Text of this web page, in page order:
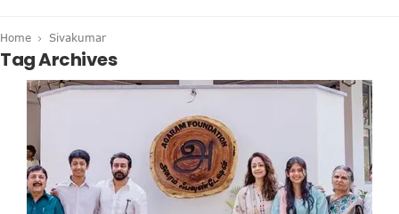
Home Sivakumar
Tag Archives